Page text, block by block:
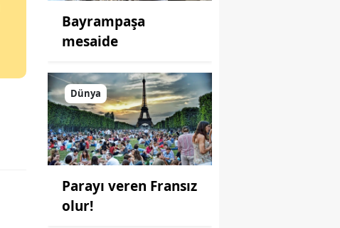
Bayrampaşa
mesaide
Dünya
Parayı veren Fransız
olur!